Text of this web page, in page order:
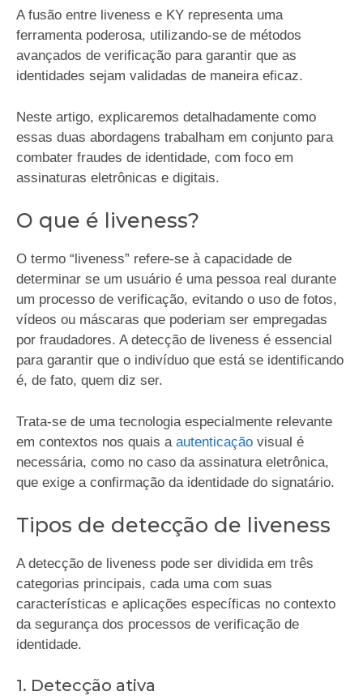
A fusão entre liveness e KY representa uma
ferramenta poderosa, utilizando-se de métodos
avançados de verificação para garantir que as
identidades sejam validadas de maneira eficaz.
Neste artigo, explicaremos detalhadamente como
essas duas abordagens trabalham em conjunto para
combater fraudes de identidade, com foco em
assinaturas eletrônicas e digitais.
O que é liveness?
O termo “liveness” refere-se à capacidade de
determinar se um usuário é uma pessoa real durante
um processo de verificação, evitando o uso de fotos,
vídeos ou máscaras que poderiam ser empregadas
por fraudadores. A detecção de liveness é essencial
para garantir que o indivíduo que está se identificando
é, de fato, quem diz ser.
Trata-se de uma tecnologia especialmente relevante
em contextos nos quais a autenticação visual é
necessária, como no caso da assinatura eletrônica,
que exige a confirmação da identidade do signatário.
Tipos de detecção de liveness
A detecção de liveness pode ser dividida em três
categorias principais, cada uma com suas
características e aplicações específicas no contexto
da segurança dos processos de verificação de
identidade.
1. Detecção ativa